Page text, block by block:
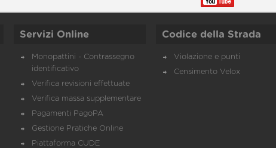
Servizi Online
Monopattini - Contrassegno
identificativo
Verifica revisioni effettuate
Verifica massa supplementare
Pagamenti PagoPA
Gestione Pratiche Online
Piattaforma CUDE
Codice della Strada
Violazione e punti
Censimento Velox